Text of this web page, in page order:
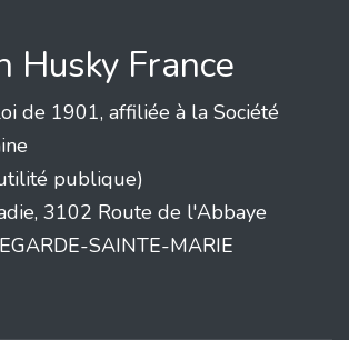
Husky France
de 1901, affiliée à la Société
publique)
3102 Route de l'Abbaye
SAINTE-MARIE